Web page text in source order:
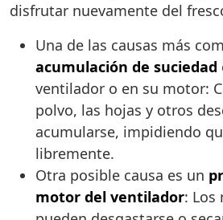
disfrutar nuevamente del
Una de las causas más
acumulación de suciedad
ventilador o en su motor:
polvo, las hojas y otros
acumularse, impidiendo
libremente.
Otra posible causa es un
motor del ventilador: Los